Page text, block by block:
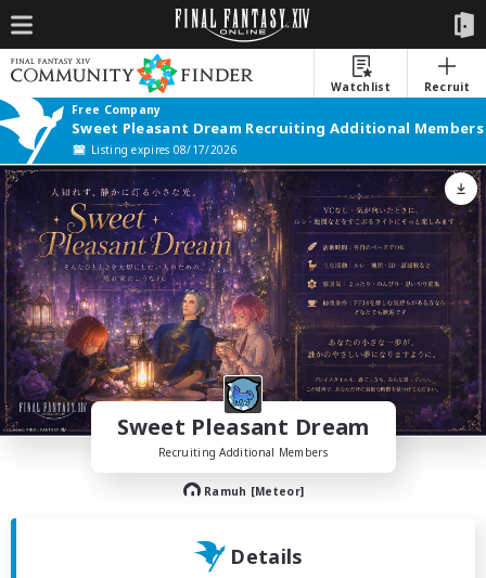
Watchlist
Recruit
Free Company
Sweet Pleasant Dream Recruiting Additional Members
Listing expires 08/17/2026
Sweet Pleasant Dream
Recruiting Additional Members
Ramuh [Meteor]
Details